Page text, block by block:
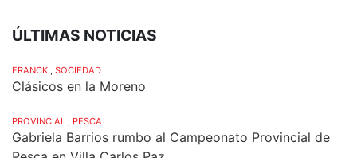
ÚLTIMAS NOTICIAS
FRANCK , SOCIEDAD
Clásicos en la Moreno
PROVINCIAL , PESCA
Gabriela Barrios rumbo al Campeonato Provincial de